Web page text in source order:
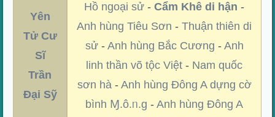
Yên
Tử Cư
Sĩ
Trần
Đại Sỹ
Hồ ngoại sử -Cẩm Khê di hận -
Anh hùng Tiêu Sơn -Thuận thiên di
sử- Anh hùng Bắc Cương - Anh
linh thần võ tộc Việt - Nam quốc
sơn hà- Anh hùng Đông A dựng cờ
bình Ɱ.ô.ᥒ.g -Anh hùng Đông A